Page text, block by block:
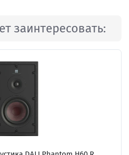
заинтересовать: